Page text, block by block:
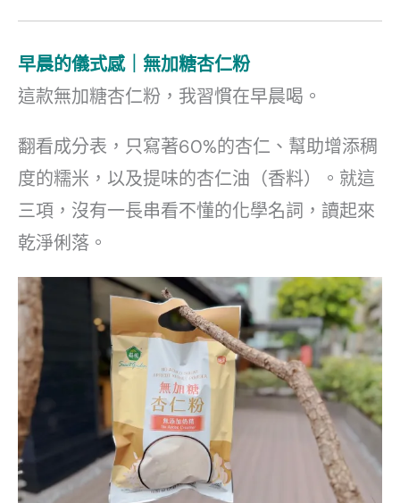
早晨的儀式感｜無加糖杏仁粉
這款無加糖杏仁粉，我習慣在早晨喝。
翻看成分表，只寫著60%的杏仁、幫助增添稠
度的糯米，以及提味的杏仁油（香料）。就這
三項，沒有一長串看不懂的化學名詞，讀起來
乾淨俐落。